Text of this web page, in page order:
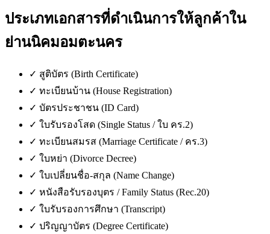
ประเภทเอกสารที่ดำเนินการให้ลูกค้าใน
ย่านนิคมอมตะนคร
✓ สูติบัตร (Birth Certificate)
✓ ทะเบียนบ้าน (House Registration)
✓ บัตรประชาชน (ID Card)
✓ ใบรับรองโสด (Single Status / ใบ คร.2)
✓ ทะเบียนสมรส (Marriage Certificate / คร.3)
✓ ใบหย่า (Divorce Decree)
✓ ใบเปลี่ยนชื่อ-สกุล (Name Change)
✓ หนังสือรับรองบุตร / Family Status (Rec.20)
✓ ใบรับรองการศึกษา (Transcript)
✓ ปริญญาบัตร (Degree Certificate)